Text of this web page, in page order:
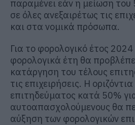
παραμένει εάν η μείωση
σε όλες ανεξαιρέτως τις
και στα νομικά πρόσωπα.
Για το φορολογικό έτος
φορολογικά έτη θα
κατάργηση του τέλους
τις επιχειρήσεις. Η
επιτηδεύματος κατά 50%
αυτοαπασχολούμενους θα
αύξηση των φορολογικών